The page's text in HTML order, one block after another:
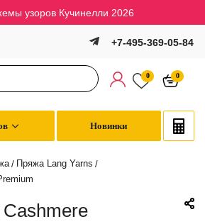
узоров Кучинелли 2026
+7-495-369-05-84
0 0
Новинки
/ Пряжа Lang Yarns /